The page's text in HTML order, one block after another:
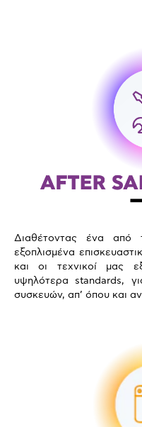
Διαθέτοντας ένα από
εξοπλισμένα
και οι τεχνικοί μας
υψηλότερα standards,
συσκευών, απ’ όπου και